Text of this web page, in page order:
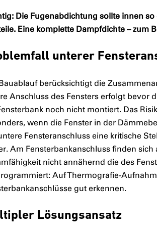
Die Fugenabdichtung sollte innen
Eine komplette Dampfdichte – zum
unterer
berücksichtigt die
Anschluss des Fensters erfolgt bevor
noch nicht montiert. Das
wenn die Fenster in der
Fensteranschluss eine kritische
Am Fensterbankanschluss finden
nicht annähernd die des
Auf Thermografie-
gut erkennen.
Lösungsansatz